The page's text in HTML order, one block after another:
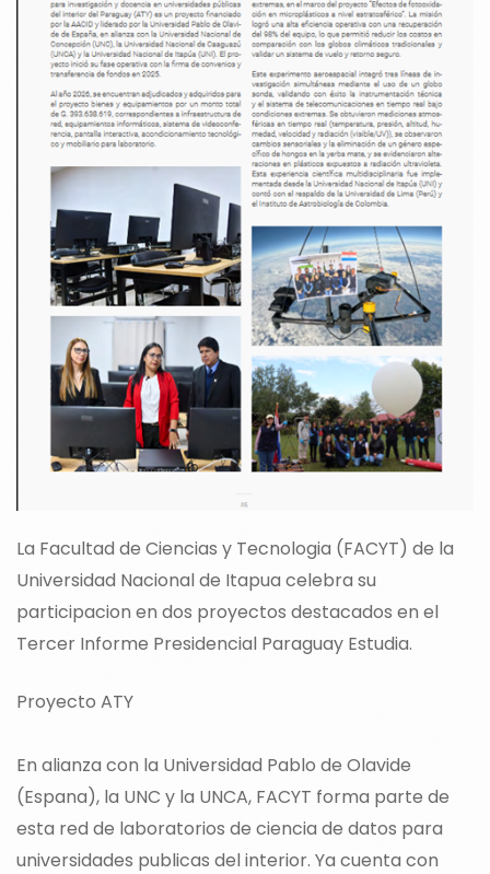
La Facultad de Ciencias y Tecnologia (FACYT) de la
Universidad Nacional de Itapua celebra su
participacion en dos proyectos destacados en el
Tercer Informe Presidencial Paraguay Estudia.
Proyecto ATY
En alianza con la Universidad Pablo de Olavide
(Espana), la UNC y la UNCA, FACYT forma parte de
esta red de laboratorios de ciencia de datos para
universidades publicas del interior. Ya cuenta con